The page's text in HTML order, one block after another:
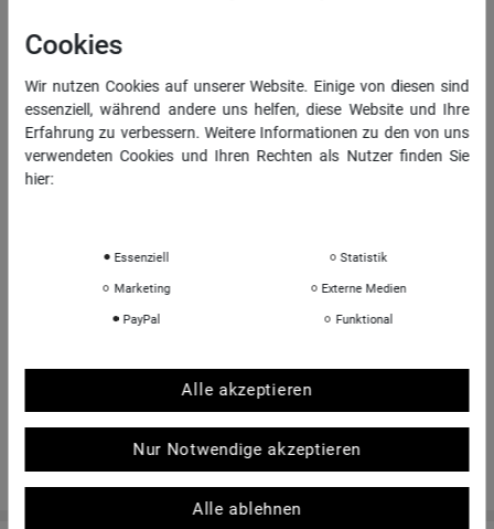
Vertrag widerrufen
Daten­schutz­erklärung
Impressum
Sportkopf Hamburg
Rücksendungen FAQ
Shop-Bewertungen
Cookies
Wir nutzen Cookies auf unserer Website. Einige von diesen sind
essenziell, während andere uns helfen, diese Website und Ihre
Erfahrung zu verbessern. Weitere Informationen zu den von uns
verwendeten Cookies und Ihren Rechten als Nutzer finden Sie
hier:
Essenziell Statistik
Marketing Externe Medien
PayPal Funktional
Alle akzeptieren
Nur Notwendige akzeptieren
Alle ablehnen